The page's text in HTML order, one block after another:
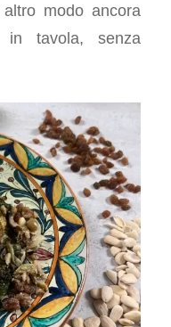
modo ancora
tavola, senza